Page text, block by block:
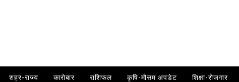
शहर-राज्य कारोबार राशिफल कृषि-मौसम अपडेट शिक्षा-रोजगार